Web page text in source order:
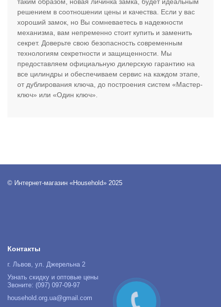
таким образом, новая личинка замка, будет идеальным
решением в соотношении цены и качества. Если у вас
хороший замок, но Вы сомневаетесь в надежности
механизма, вам непременно стоит купить и заменить
секрет. Доверьте свою безопасность современным
технологиям секретности и защищенности. Мы
предоставляем официальную дилерскую гарантию на
все цилиндры и обеспечиваем сервис на каждом этапе,
от дублирования ключа, до построения систем «Мастер-
ключ» или «Один ключ».
© Интернет-магазин «Household» 2025
Контакты
г. Львов, ул. Джерельна 2
Узнать скидку и оптовые цены
Звоните: (097) 097-09-97
household.org.ua@gmail.com